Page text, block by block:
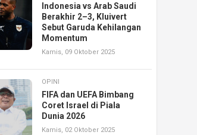
Indonesia vs Arab Saudi
Berakhir 2–3, Kluivert
Sebut Garuda Kehilangan
Momentum
Kamis, 09 Oktober 2025
OPINI
FIFA dan UEFA Bimbang
Coret Israel di Piala
Dunia 2026
Kamis, 02 Oktober 2025